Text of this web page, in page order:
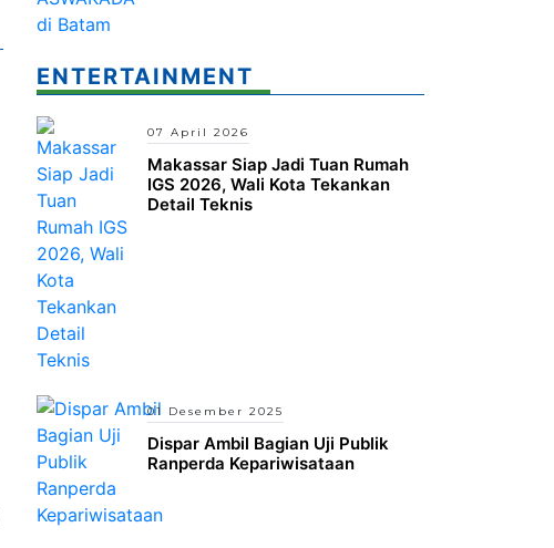
ENTERTAINMENT
07 April 2026
Makassar Siap Jadi Tuan Rumah
IGS 2026, Wali Kota Tekankan
Detail Teknis
01 Desember 2025
Dispar Ambil Bagian Uji Publik
Ranperda Kepariwisataan